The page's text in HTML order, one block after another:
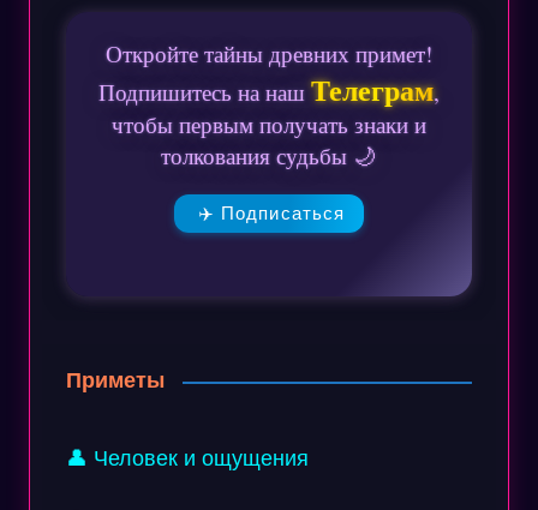
Откройте тайны древних примет!
Подпишитесь на нашТелеграм,
чтобы первым получать знаки и
толкования судьбы 🌙
✈️ Подписаться
Приметы
👤 Человек и ощущения